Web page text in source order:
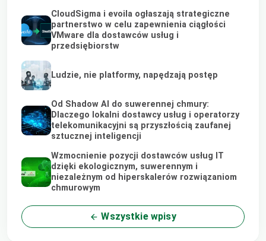
CloudSigma i evoila ogłaszają strategiczne
partnerstwo w celu zapewnienia ciągłości
VMware dla dostawców usług i
przedsiębiorstw
Ludzie, nie platformy, napędzają postęp
Od Shadow AI do suwerennej chmury:
Dlaczego lokalni dostawcy usług i operatorzy
telekomunikacyjni są przyszłością zaufanej
sztucznej inteligencji
Wzmocnienie pozycji dostawców usług IT
dzięki ekologicznym, suwerennym i
niezależnym od hiperskalerów rozwiązaniom
chmurowym
Wszystkie wpisy